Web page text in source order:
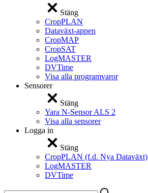
Stäng
CropPLAN
Dataväxt-appen
CropMAP
CropSAT
LogMASTER
DVTime
Visa alla programvaror
Sensorer
Stäng
Yara N-Sensor ALS 2
Visa alla sensorer
Logga in
Stäng
CropPLAN (f.d. Nya Dataväxt)
LogMASTER
DVTime